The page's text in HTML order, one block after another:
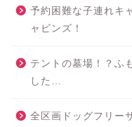
予約困難な子連れキ
ャビンズ！
テントの墓場！？ふ
した…
全区画ドッグフリー